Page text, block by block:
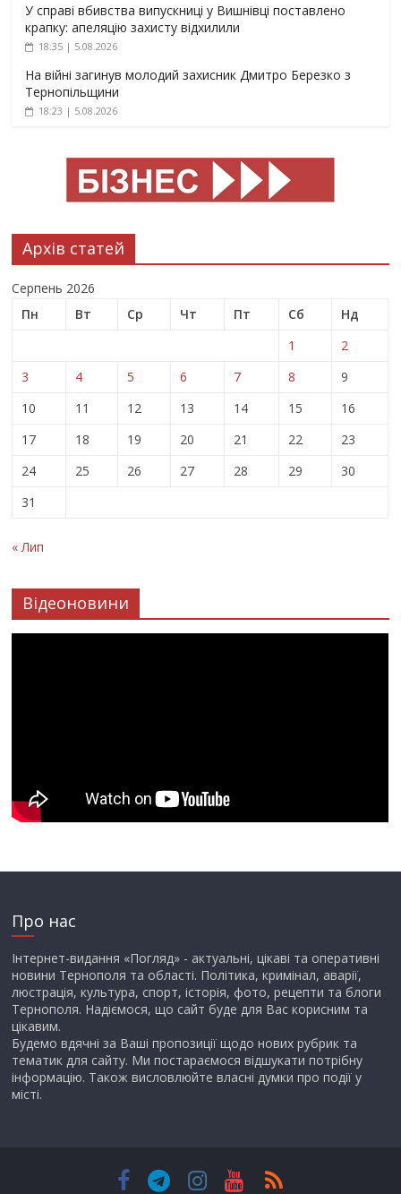
У справі вбивства випускниці у Вишнівці поставлено
крапку: апеляцію захисту відхилили
18:35 | 5.08.2026
На війні загинув молодий захисник Дмитро Березко з
Тернопільщини
18:23 | 5.08.2026
Архів статей
Серпень 2026
Пн
Вт Ср Чт Пт Сб
Нд
1
2
3
4 5 6 7 8
9
10
11 12 13 14 15
16
17
18 19 20 21 22
23
24
25 26 27 28 29
30
31
« Лип
Відеоновини
Про нас
Інтернет-видання «Погляд» - актуальні, цікаві та оперативні
новини Тернополя та області. Політика, кримінал, аварії,
люстрація, культура, спорт, історія, фото, рецепти та блоги
Тернополя. Надіємося, що сайт буде для Вас корисним та
цікавим.
Будемо вдячні за Ваші пропозиції щодо нових рубрик та
тематик для сайту. Ми постараємося відшукати потрібну
інформацію. Також висловлюйте власні думки про події у
місті.